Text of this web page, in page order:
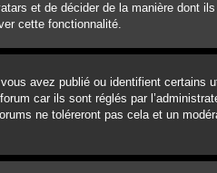
et de décider de la manière
cette fonctionnalité.
avez publié ou identifient certains
car ils sont réglés par
ne toléreront pas cela et un